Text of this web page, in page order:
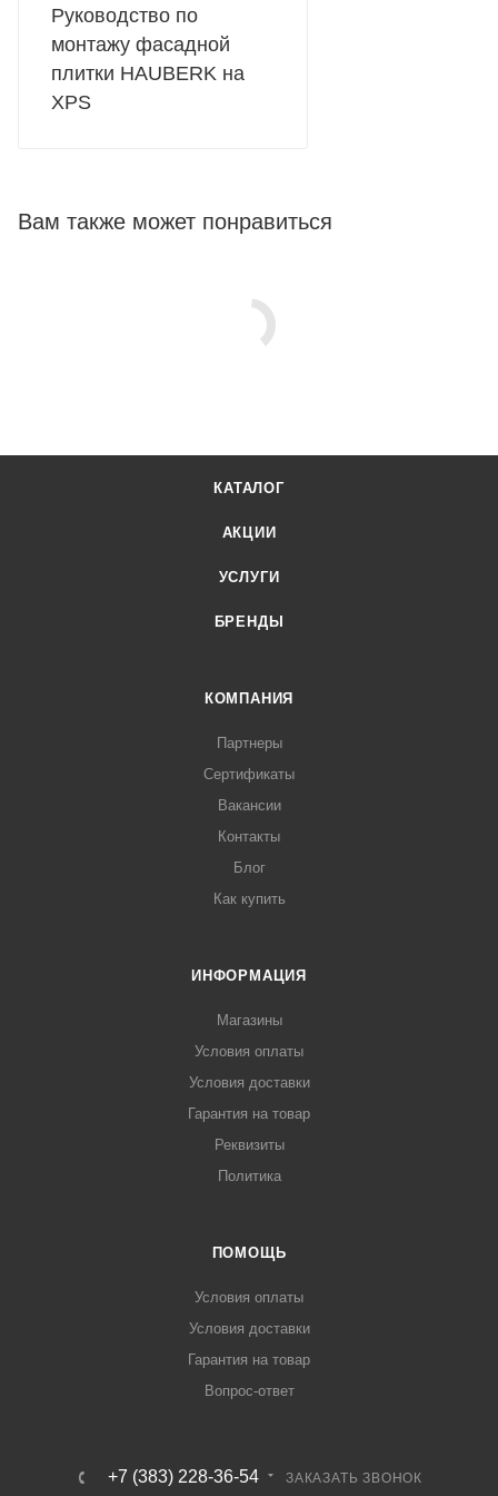
Руководство по
монтажу фасадной
плитки HAUBERK на
XPS
Вам также может понравиться
КАТАЛОГ
АКЦИИ
УСЛУГИ
БРЕНДЫ
КОМПАНИЯ
Партнеры
Сертификаты
Вакансии
Контакты
Блог
Как купить
ИНФОРМАЦИЯ
Магазины
Условия оплаты
Условия доставки
Гарантия на товар
Реквизиты
Политика
ПОМОЩЬ
Условия оплаты
Условия доставки
Гарантия на товар
Вопрос-ответ
+7 (383) 228-36-54 ЗАКАЗАТЬ ЗВОНОК